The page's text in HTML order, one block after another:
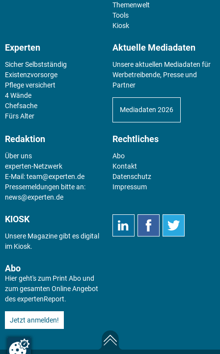
Themenwelt
Tools
Kiosk
Experten
Sicher Selbstständig
Existenz­vorsorge
Pflege versichert
4 Wände
Chefsache
Fürs Alter
Aktuelle Mediadaten
Unsere aktuellen Mediadaten für
Werbetreibende, Presse und
Partner
Mediadaten 2026
Redaktion
Über uns
experten-Netzwerk
E-Mail:team@experten.de
Pressemeldungen bitte an:
news@experten.de
Rechtliches
Abo
Kontakt
Datenschutz
Impressum
KIOSK
Unsere Magazine gibt es digital
im Kiosk.
Abo
Hier geht's zum Print Abo und
zum gesamten Online Angebot
des expertenReport.
Jetzt anmelden!